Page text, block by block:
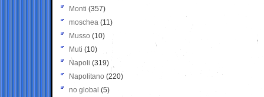
Monti (357)
moschea (11)
Musso (10)
Muti (10)
Napoli (319)
Napolitano (220)
no global (5)